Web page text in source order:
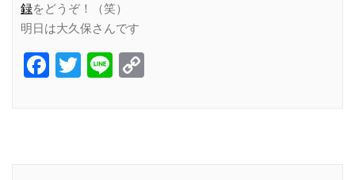
録をどうぞ！（笑）
明日は大久保さんです
Facebook
Twitter
Line